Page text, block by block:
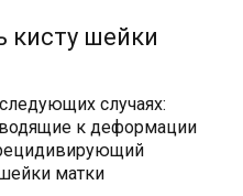
кисту шейки
случаях:
к деформации
матки